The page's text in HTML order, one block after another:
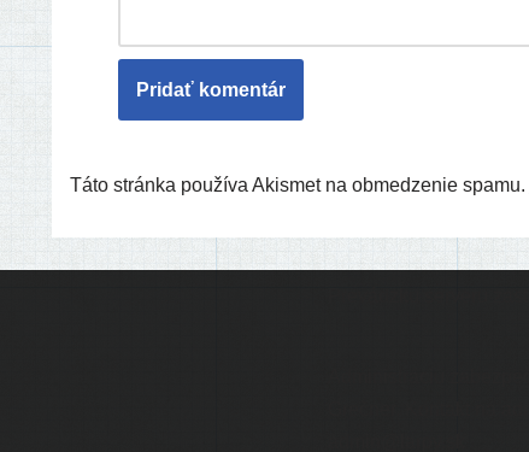
Táto stránka používa Akismet na obmedzenie spamu.